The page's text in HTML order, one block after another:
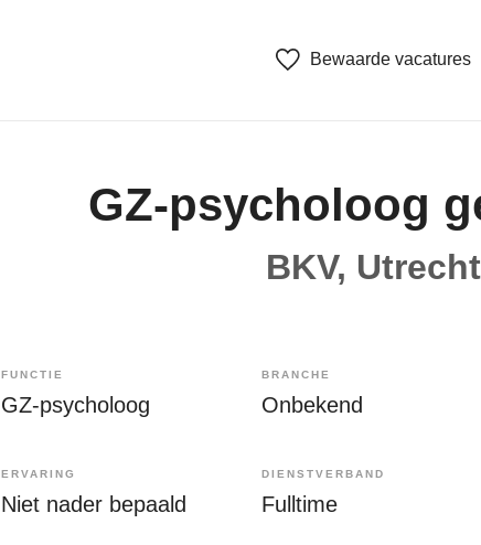
Bewaarde vacatures
GZ-psycholoog
BKV, Utrecht
FUNCTIE
GZ-psycholoog
BRANCHE
Onbekend
ERVARING
Niet nader bepaald
DIENSTVERBAND
Fulltime